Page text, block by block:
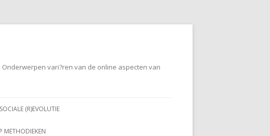
vari?ren van de online aspecten van
(R)EVOLUTIE
METHODIEKEN